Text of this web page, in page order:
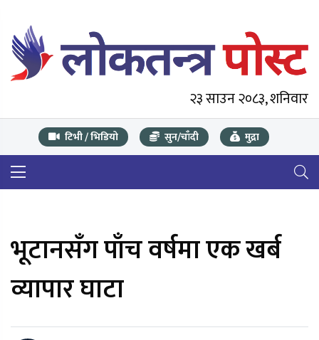
२३ साउन २०८३, शनिवार
टिभी / भिडियो सुन/चाँदी मुद्रा
भूटानसँग पाँच वर्षमा एक खर्ब
व्यापार घाटा